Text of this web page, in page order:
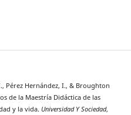
Pérez Hernández, I., & Broughton
de la Maestría Didáctica de las
y la vida. Universidad Y Sociedad,